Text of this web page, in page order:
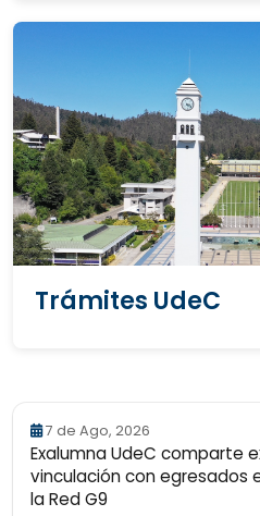
Trámites UdeC
7 de Ago, 2026
Exalumna UdeC comparte
vinculación con egresados
la Red G9